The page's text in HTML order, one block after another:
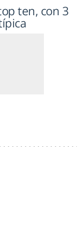
ten, con 3